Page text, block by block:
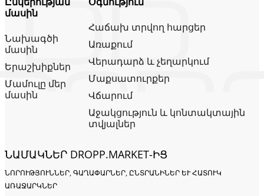
Ընկերության
մասին
Նախագծի
մասին
Երաշխիքներ
Մամուլը մեր
մասին
Օգնություն
Հաճախ տրվող հարցեր
Առաքում
Վերադարձ և չեղարկում
Մաքսատուրքեր
Վճարում
Աջակցություն և կոնտակտային
տվյալներ
ՆԱՄԱԿՆԵՐ DROPP.MARKET-ԻՑ
ՆՈՐՈՒԹՅՈՒՆՆԵՐ, ԳԱՂԱՓԱՐՆԵՐ, ԸՆՏՐԱՆԻՆԵՐ ԵՒ ՀԱՏՈՒԿ Ա
ՌԱՋԱՐԿՆԵՐ